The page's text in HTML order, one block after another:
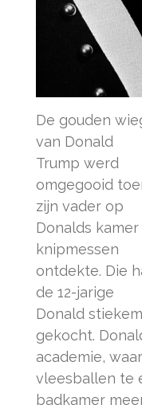
De gouden
van Donald
Trump werd
omgegooid
zijn vader op
Donalds kamer
knipmessen
ontdekte. Die
de 12-jarige
Donald stiekem
gekocht.
academie,
vleesballen te
badkamer